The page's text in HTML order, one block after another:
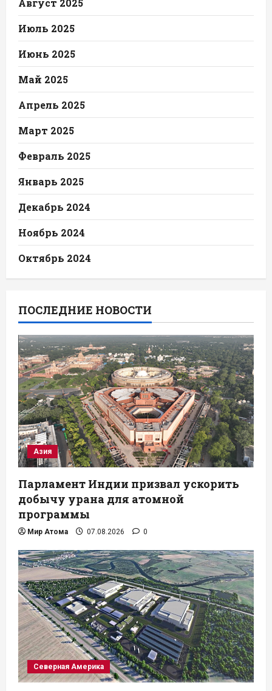
Август 2025
Июль 2025
Июнь 2025
Май 2025
Апрель 2025
Март 2025
Февраль 2025
Январь 2025
Декабрь 2024
Ноябрь 2024
Октябрь 2024
ПОСЛЕДНИЕ НОВОСТИ
Азия
Парламент Индии призвал ускорить
добычу урана для атомной
программы
Мир Атома 07.08.2026 0
Северная Америка